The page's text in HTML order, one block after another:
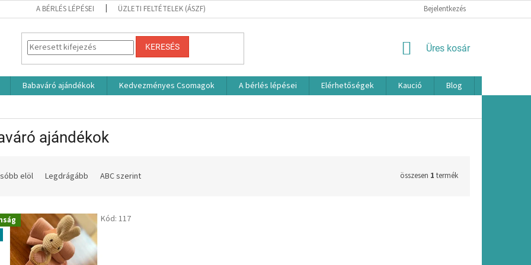
A BÉRLÉS LÉPÉSEI ÜZLETI FELTÉTELEK (ÁSZF) Bejelentkezés
KERESÉS KOSÁR
Üres kosár
Babaváró ajándékok Kedvezményes Csomagok A bérlés lépései Elérhetőségek Kaució Blog
ajándékok
elöl Legdrágább ABC szerint összesen 1 termék
Kód: 117